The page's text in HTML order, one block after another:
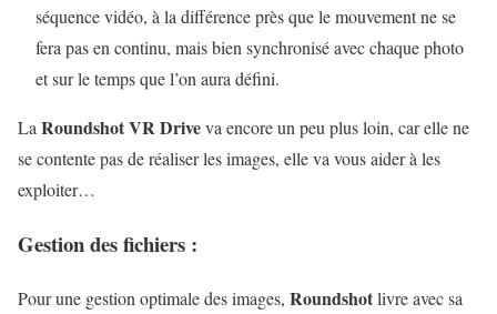
séquence vidéo, à la différence près que le mouvement ne se
fera pas en continu, mais bien synchronisé avec chaque photo
et sur le temps que l’on aura défini.
LaRoundshot VR Driveva encore un peu plus loin, car elle ne
se contente pas de réaliser les images, elle va vous aider à les
exploiter…
Gestion des fichiers :
Pour une gestion optimale des images, Roundshotlivre avec sa